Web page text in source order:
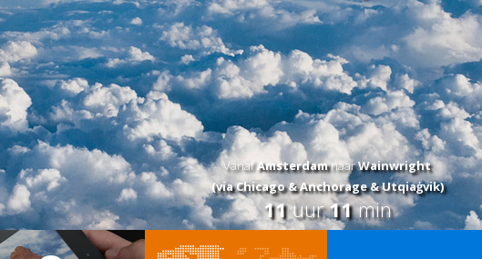
VanafAmsterdamnaarWainwright
(via Chicago & Anchorage & Utqiaġvik)
11uur11min